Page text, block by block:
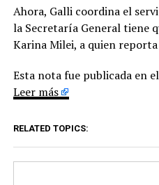
Ahora, Galli coordina el
la Secretaría General tiene
Karina Milei, a quien
Esta nota fue publicada en
Leer más
RELATED TOPICS: